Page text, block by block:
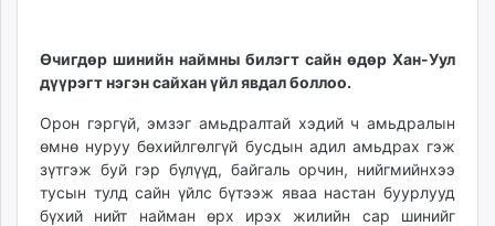
zindaa.mn
tovch.mn
ikon.mn
mnb.mn
Livetv.mn
20:06:56
02:50:58
​Өчигдөр шинийн наймны билэгт сайн өдөр Хан-Уул
дүүрэгт нэгэн сайхан үйл явдал боллоо.
Орон гэргүй, эмзэг амьдралтай хэдий ч амьдралын
өмнө нуруу бөхийлгөлгүй бусдын адил амьдрах гэж
зүтгэж буй гэр бүлүүд, байгаль орчин, нийгмийнхээ
тусын тулд сайн үйлс бүтээж яваа настан буурлууд
бүхий нийт найман өрх ирэх жилийн сар шинийг